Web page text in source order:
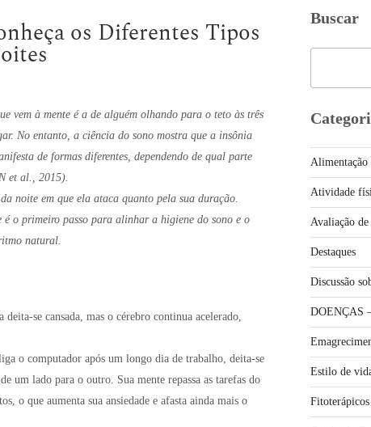
os Diferentes Tipos
vem à mente é a de alguém olhando para o teto às três
No entanto, a ciência do sono mostra que a insônia
de formas diferentes, dependendo de qual parte
et al., 2015).
noite em que ela ataca quanto pela sua duração.
o primeiro passo para alinhar a higiene do sono e o
natural.
se cansada, mas o cérebro continua acelerado,
o computador após um longo dia de trabalho, deita-se
um lado para o outro. Sua mente repassa as tarefas do
o que aumenta sua ansiedade e afasta ainda mais o
Buscar
Alimentação
Atividade
Avaliação de
Destaques
Discussão
DOENÇAS
Estilo de
Fitoterápicos